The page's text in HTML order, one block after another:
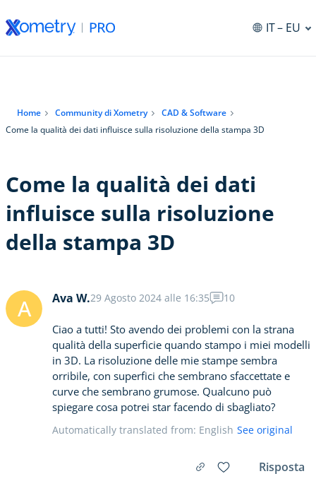
IT– EU
Home Community di Xometry
CAD & Software
Come la qualità dei dati influisce sulla risoluzione della stampa 3D
Come la qualità dei dati
influisce sulla risoluzione
della stampa 3D
A Ava W.29 Agosto 2024 alle 16:35 10
Ciao a tutti! Sto avendo dei problemi con la strana
qualità della superficie quando stampo i miei modelli
in 3D. La risoluzione delle mie stampe sembra
orribile, con superfici che sembrano sfaccettate e
curve che sembrano grumose. Qualcuno può
spiegare cosa potrei star facendo di sbagliato?
Automatically translated from: English See original
Risposta